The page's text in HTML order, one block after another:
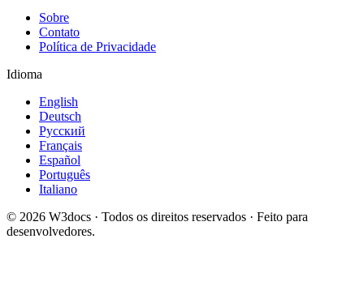
Sobre
Contato
Política de Privacidade
Idioma
English
Deutsch
Русский
Français
Español
Português
Italiano
© 2026 W3docs · Todos os direitos reservados · Feito para
desenvolvedores.